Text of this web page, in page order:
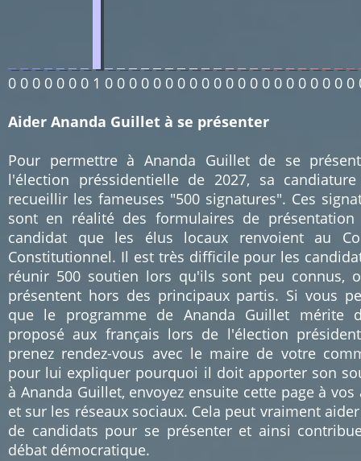
0 0 0 0 0 0 0 1 0 0 0 0 0 0 0 0 0 0 0 0 0 0 0 0 0 0 0 0 0
Aider Ananda Guillet à se présenter
Pour permettre à Ananda Guillet de se
l'élection préssidentielle de 2027, sa
recueillir les fameuses "500 signatures". Ces
sont en réalité des formulaires de présentation
candidat que les élus locaux renvoient au
Constitutionnel. Il est très difficile pour les
réunir 500 soutien lors qu'ils sont peu connus,
présentent hors des principaux partis. Si vous
que le programme de Ananda Guillet mérite
proposé aux français lors de l'élection
prenez rendez-vous avec le maire de votre
pour lui expliquer pourquoi il doit apporter son
à Ananda Guillet, envoyez ensuite cette page à vos
et sur les réseaux sociaux. Cela peut vraiment
de candidats pour se présenter et ainsi
débat démocratique.